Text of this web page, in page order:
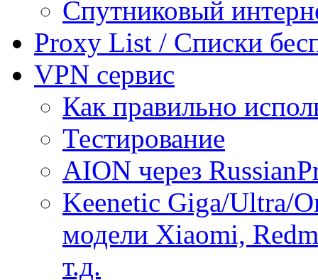
Спутниковый
Proxy List / Списки
VPN сервис
Как правильно
Тестирование
AION через
Keenetic Giga/Ultra/
модели Xiaomi,
т.д.